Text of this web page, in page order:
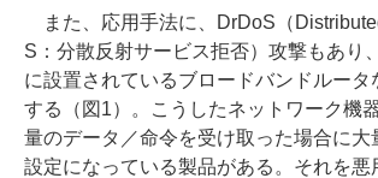
また、応用手法に、DrDoS（
S：分散反射サービス拒否）攻撃もあり
に設置されているブロードバンドルータ
する（図1）。こうしたネットワーク機
量のデータ／命令を受け取った場合に大
設定になっている製品がある。それを悪